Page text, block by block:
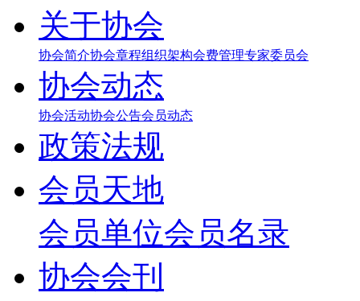
关于协会
协会简介协会章程组织架构会费管理专家委员会
协会动态
协会活动协会公告会员动态
政策法规
会员天地
会员单位会员名录
协会会刊